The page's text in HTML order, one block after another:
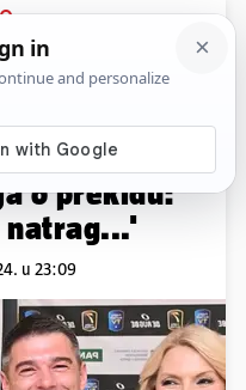
Komentari
objavom
o prekidu:
natrag...'
u 23:09